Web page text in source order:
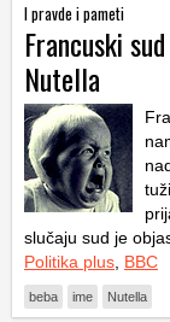
I pravde i pameti
Francuski
Nutella
slučaju sud je
Politika plus BBC
beba ime Nutella